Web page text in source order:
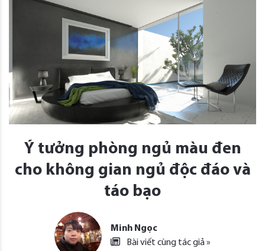
Ý tưởng phòng ngủ màu đen
cho không gian ngủ độc đáo và
táo bạo
Minh Ngọc
Bài viết cùng tác giả »